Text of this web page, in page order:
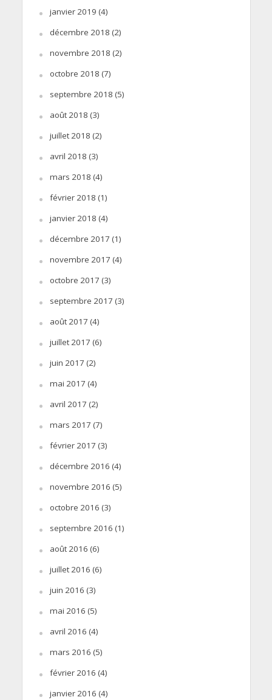
janvier 2019 (4)
décembre 2018 (2)
novembre 2018 (2)
octobre 2018 (7)
septembre 2018 (5)
août 2018 (3)
juillet 2018 (2)
avril 2018 (3)
mars 2018 (4)
février 2018 (1)
janvier 2018 (4)
décembre 2017 (1)
novembre 2017 (4)
octobre 2017 (3)
septembre 2017 (3)
août 2017 (4)
juillet 2017 (6)
juin 2017 (2)
mai 2017 (4)
avril 2017 (2)
mars 2017 (7)
février 2017 (3)
décembre 2016 (4)
novembre 2016 (5)
octobre 2016 (3)
septembre 2016 (1)
août 2016 (6)
juillet 2016 (6)
juin 2016 (3)
mai 2016 (5)
avril 2016 (4)
mars 2016 (5)
février 2016 (4)
janvier 2016 (4)